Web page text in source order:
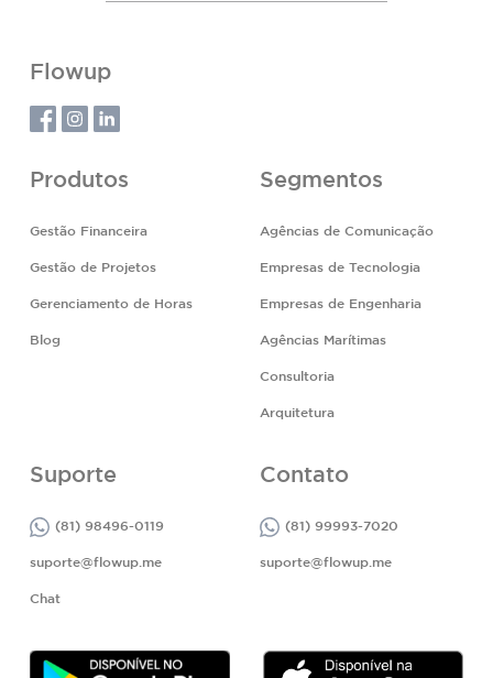
Flowup
Produtos
Gestão Financeira
Gestão de Projetos
Gerenciamento de Horas
Blog
Segmentos
Agências de Comunicação
Empresas de Tecnologia
Empresas de Engenharia
Agências Marítimas
Consultoria
Arquitetura
Suporte
(81) 98496-0119
suporte@flowup.me
Chat
Contato
(81) 99993-7020
suporte@flowup.me